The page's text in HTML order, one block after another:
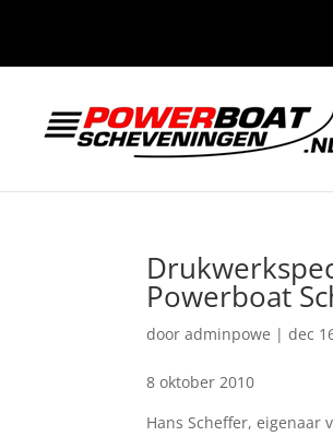
Powerboat
dooradminpowe |dec
8 oktober 2010
Hans Scheffer,